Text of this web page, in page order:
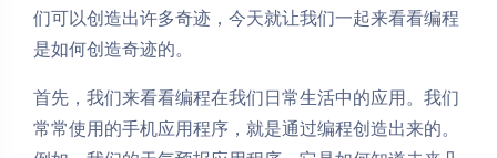
们可以创造出许多奇迹，今天就让我们一起来看看编程
是如何创造奇迹的。
首先，我们来看看编程在我们日常生活中的应用。我们
常常使用的手机应用程序，就是通过编程创造出来的。